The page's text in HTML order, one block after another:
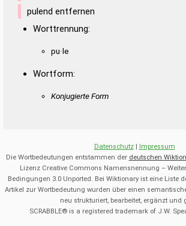
pulend entfernen
Worttrennung:
pu·le
Wortform:
Konjugierte Form
Datenschutz| Impressum
Die Wortbedeutungen entstammen der deutschen
Lizenz Creative Commons Namensnennung –
Bedingungen 3.0 Unported. Bei Wiktionary ist eine Liste
Artikel zur Wortbedeutung wurden über einen
neu strukturiert, bearbeitet, ergänzt und
SCRABBLE® is a registered trademark of J.W.